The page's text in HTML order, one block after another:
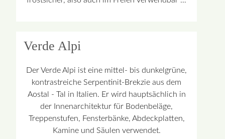
Verde Alpi
Der Verde Alpi ist eine mittel- bis dunkelgrüne,
kontrastreiche Serpentinit-Brekzie aus dem
Aostal - Tal in Italien. Er wird hauptsächlich in
der Innenarchitektur für Bodenbeläge,
Treppenstufen, Fensterbänke, Abdeckplatten,
Kamine und Säulen verwendet.